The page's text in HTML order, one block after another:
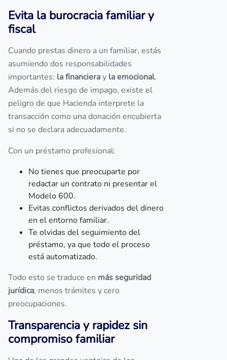
Evita la burocracia familiar y
fiscal
Cuando prestas dinero a un familiar, estás
asumiendo dos responsabilidades
importantes: la financieray la emocional.
Además del riesgo de impago, existe el
peligro de que Hacienda interprete la
transacción como una donación encubierta
si no se declara adecuadamente.
Con un préstamo profesional:
No tienes que preocuparte por
redactar un contrato ni presentar el
Modelo 600.
Evitas conflictos derivados del dinero
en el entorno familiar.
Te olvidas del seguimiento del
préstamo, ya que todo el proceso
está automatizado.
Todo esto se traduce en más seguridad
jurídica, menos trámites y cero
preocupaciones.
Transparencia y rapidez sin
compromiso familiar